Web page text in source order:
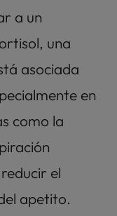
a un
una
asociada
en
como la
el
apetito.